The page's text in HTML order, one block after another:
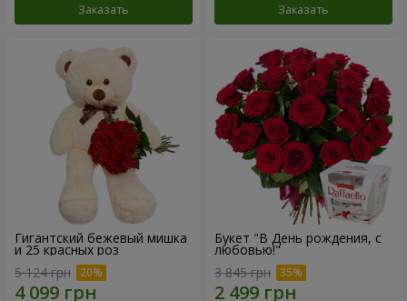
Заказать Заказать
Гигантский бежевый мишка
и 25 красных роз
5 124 грн
Букет "В День рождения, с
любовью!"
3 845 грн